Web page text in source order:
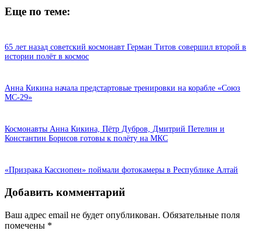
Еще по теме:
65 лет назад советский космонавт Герман Титов совершил второй в
истории полёт в космос
Анна Кикина начала предстартовые тренировки на корабле «Союз
МС-29»
Космонавты Анна Кикина, Пётр Дубров, Дмитрий Петелин и
Константин Борисов готовы к полёту на МКС
«Призрака Кассиопеи» поймали фотокамеры в Республике Алтай
Добавить комментарий
Ваш адрес email не будет опубликован. Обязательные поля
помечены *